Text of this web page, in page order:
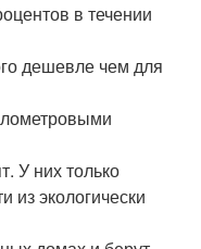
в течении
дешевле чем для
У них только
из экологически